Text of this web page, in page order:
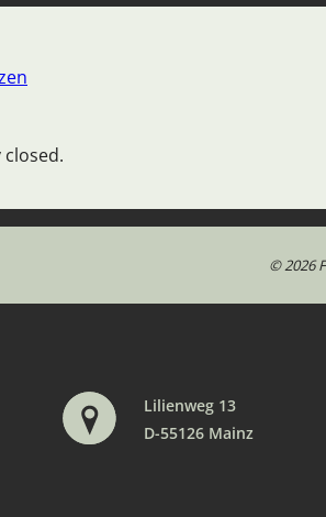
© 2026
Lilienweg 13
D-55126 Mainz